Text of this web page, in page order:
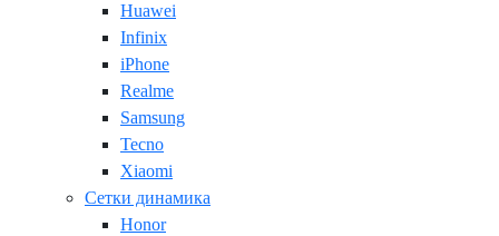
Huawei
Infinix
iPhone
Realme
Samsung
Tecno
Xiaomi
Сетки динамика
Honor